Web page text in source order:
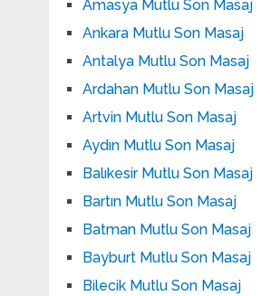
Amasya Mutlu Son Masaj
Ankara Mutlu Son Masaj
Antalya Mutlu Son Masaj
Ardahan Mutlu Son Masaj
Artvin Mutlu Son Masaj
Aydın Mutlu Son Masaj
Balıkesir Mutlu Son Masaj
Bartın Mutlu Son Masaj
Batman Mutlu Son Masaj
Bayburt Mutlu Son Masaj
Bilecik Mutlu Son Masaj